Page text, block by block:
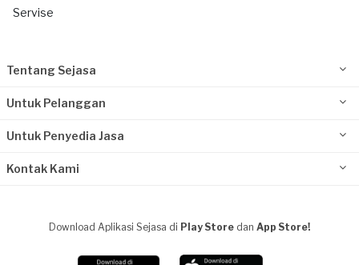
Servise
Tentang Sejasa
Untuk Pelanggan
Untuk Penyedia Jasa
Kontak Kami
Download Aplikasi Sejasa di Play Store dan App Store!